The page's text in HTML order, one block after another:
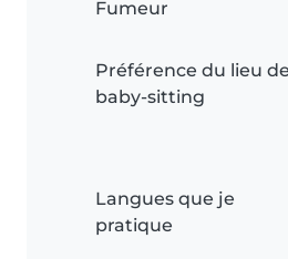
Fumeur
Préférence du lieu de
baby-sitting
Langues que je
pratique